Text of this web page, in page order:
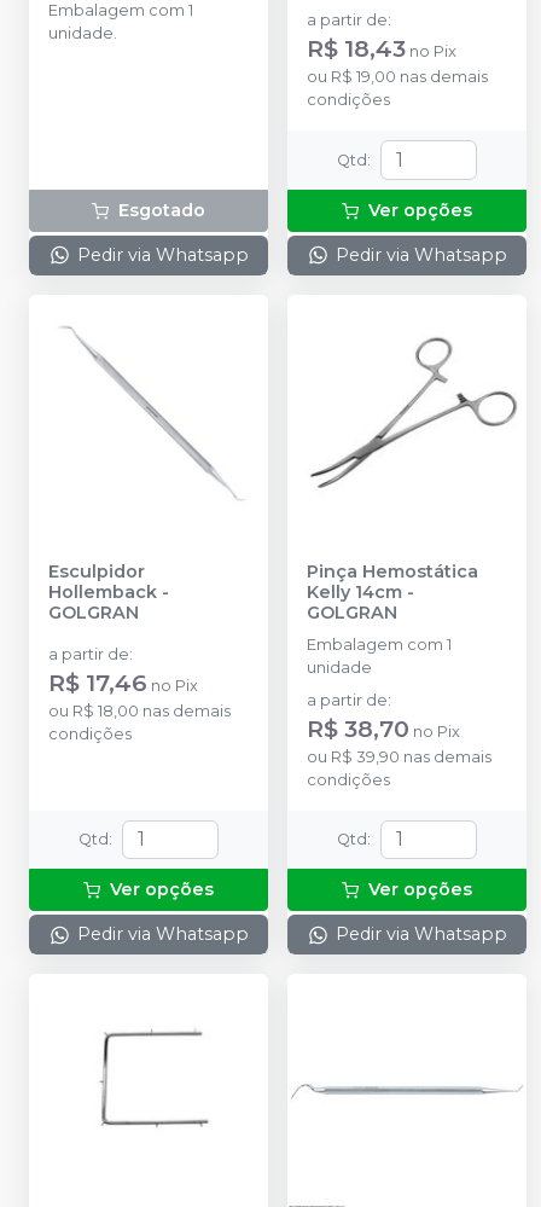
Embalagem com 1
unidade.
Esgotado
Pedir via Whatsapp
a partir de:
R$ 18,43 no Pix
ou R$ 19,00 nas demais
condições
Qtd :
Ver opções
Pedir via Whatsapp
Esculpidor
Hollemback -
GOLGRAN
a partir de:
R$ 17,46 no Pix
ou R$ 18,00 nas demais
condições
Qtd :
Ver opções
Pedir via Whatsapp
Pinça Hemostática
Kelly 14cm -
GOLGRAN
Embalagem com 1
unidade
a partir de:
R$ 38,70 no Pix
ou R$ 39,90 nas demais
condições
Qtd :
Ver opções
Pedir via Whatsapp